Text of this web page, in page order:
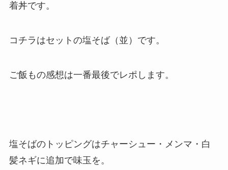
着丼です。
コチラはセットの塩そば（並）です。
ご飯もの感想は一番最後でレポします。
塩そばのトッピングはチャーシュー・メンマ・白
髪ネギに追加で味玉を。